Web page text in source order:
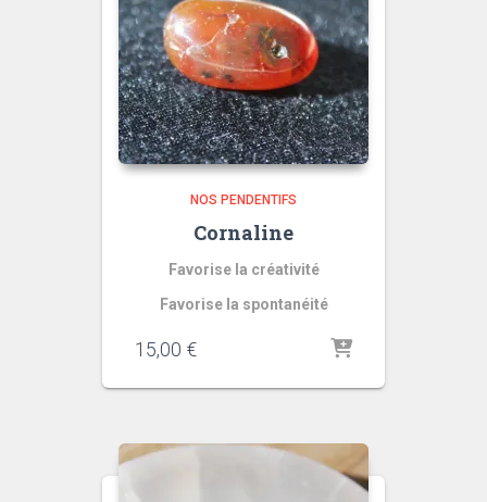
NOS PENDENTIFS
Cornaline
Favorise la créativité
Favorise la spontanéité
Coraline
15,00 €